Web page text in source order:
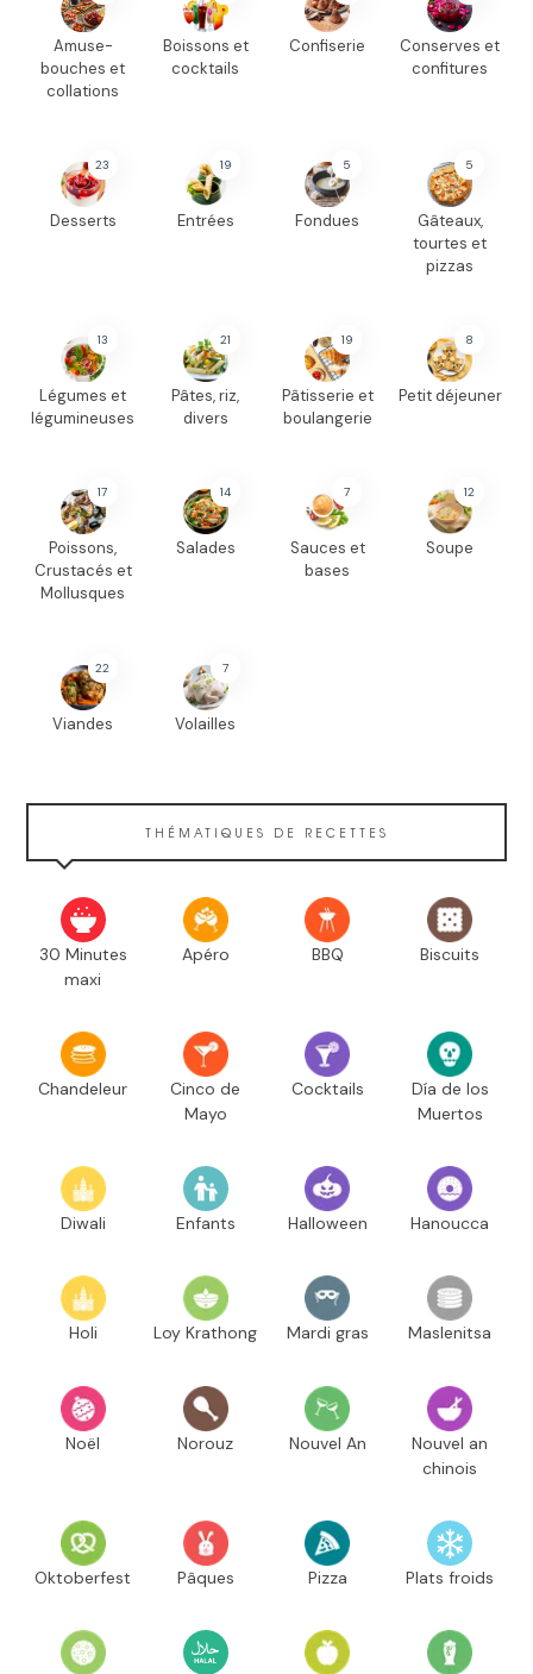
Amuse-
bouches et
collations
Boissons et
cocktails
Confiserie
Conserves et
confitures
23
Desserts
19
Entrées
5
Fondues
5
Gâteaux,
tourtes et
pizzas
13
Légumes et
légumineuses
21
Pâtes, riz,
divers
19
Pâtisserie et
boulangerie
8
Petit déjeuner
17
Poissons,
Crustacés et
Mollusques
14
Salades
7
Sauces et
bases
12
Soupe
22
Viandes
7
Volailles
THÉMATIQUES DE RECETTES
30 Minutes
maxi
Apéro BBQ Biscuits
Chandeleur
Cinco de
Mayo
Cocktails
Día de los
Muertos
Diwali Enfants Halloween Hanoucca
Holi Loy Krathong Mardi gras Maslenitsa
Noël Norouz Nouvel An
Nouvel an
chinois
Oktoberfest Pâques Pizza Plats froids